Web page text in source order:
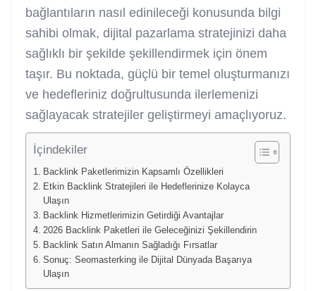
bağlantıların nasıl edinileceği konusunda bilgi
sahibi olmak, dijital pazarlama stratejinizi daha
sağlıklı bir şekilde şekillendirmek için önem
taşır. Bu noktada, güçlü bir temel oluşturmanızı
ve hedefleriniz doğrultusunda ilerlemenizi
sağlayacak stratejiler geliştirmeyi amaçlıyoruz.
İçindekiler
Backlink Paketlerimizin Kapsamlı Özellikleri
Etkin Backlink Stratejileri ile Hedeflerinize Kolayca
Ulaşın
Backlink Hizmetlerimizin Getirdiği Avantajlar
2026 Backlink Paketleri ile Geleceğinizi Şekillendirin
Backlink Satın Almanın Sağladığı Fırsatlar
Sonuç: Seomasterking ile Dijital Dünyada Başarıya
Ulaşın